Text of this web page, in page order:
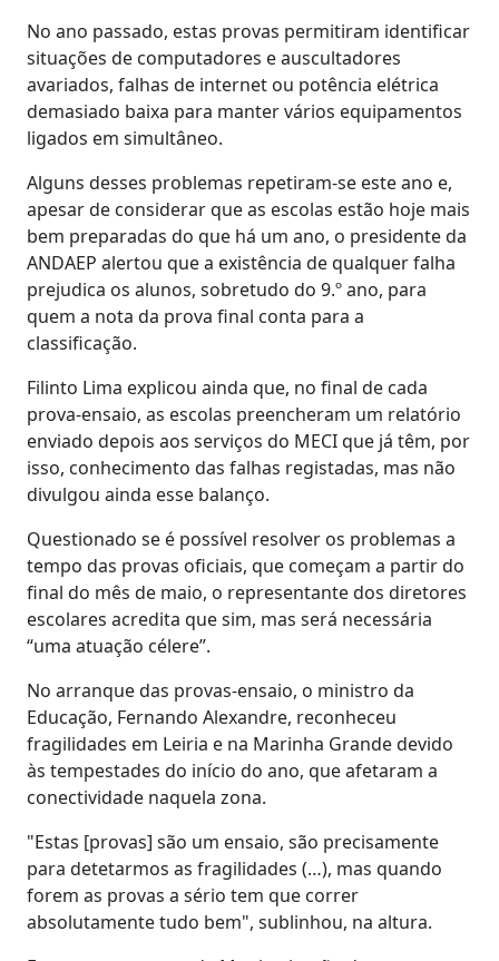
No ano passado, estas provas permitiram identificar
situações de computadores e auscultadores
avariados, falhas de internet ou potência elétrica
demasiado baixa para manter vários equipamentos
ligados em simultâneo.
Alguns desses problemas repetiram-se este ano e,
apesar de considerar que as escolas estão hoje mais
bem preparadas do que há um ano, o presidente da
ANDAEP alertou que a existência de qualquer falha
prejudica os alunos, sobretudo do 9.º ano, para
quem a nota da prova final conta para a
classificação.
Filinto Lima explicou ainda que, no final de cada
prova-ensaio, as escolas preencheram um relatório
enviado depois aos serviços do MECI que já têm, por
isso, conhecimento das falhas registadas, mas não
divulgou ainda esse balanço.
Questionado se é possível resolver os problemas a
tempo das provas oficiais, que começam a partir do
final do mês de maio, o representante dos diretores
escolares acredita que sim, mas será necessária
“uma atuação célere”.
No arranque das provas-ensaio, o ministro da
Educação, Fernando Alexandre, reconheceu
fragilidades em Leiria e na Marinha Grande devido
às tempestades do início do ano, que afetaram a
conectividade naquela zona.
"Estas [provas] são um ensaio, são precisamente
para detetarmos as fragilidades (…), mas quando
forem as provas a sério tem que correr
absolutamente tudo bem", sublinhou, na altura.